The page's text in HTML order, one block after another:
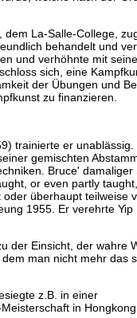
La-Salle-College,
behandelt und
und verhöhnte mit
sich, eine
der Übungen und
zu finanzieren.
trainierte er unablässig.
gemischten
Bruce' damaliger
or even partly
überhaupt teilweise
1955. Er verehrte Yip
der Einsicht, der wahre
man nicht mehr das
z.B. in einer
in